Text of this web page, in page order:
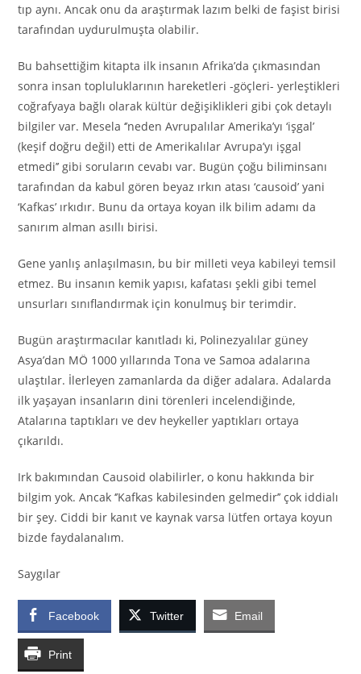
tıp aynı. Ancak onu da araştırmak lazım belki de faşist birisi
tarafından uydurulmuşta olabilir.
Bu bahsettiğim kitapta ilk insanın Afrika’da çıkmasından
sonra insan topluluklarının hareketleri -göçleri- yerleştikleri
coğrafyaya bağlı olarak kültür değişiklikleri gibi çok detaylı
bilgiler var. Mesela ‘’neden Avrupalılar Amerika’yı ‘işgal’
(keşif doğru değil) etti de Amerikalılar Avrupa’yı işgal
etmedi’’ gibi soruların cevabı var. Bugün çoğu biliminsanı
tarafından da kabul gören beyaz ırkın atası ‘causoid’ yani
‘Kafkas’ ırkıdır. Bunu da ortaya koyan ilk bilim adamı da
sanırım alman asıllı birisi.
Gene yanlış anlaşılmasın, bu bir milleti veya kabileyi temsil
etmez. Bu insanın kemik yapısı, kafatası şekli gibi temel
unsurları sınıflandırmak için konulmuş bir terimdir.
Bugün araştırmacılar kanıtladı ki, Polinezyalılar güney
Asya’dan MÖ 1000 yıllarında Tona ve Samoa adalarına
ulaştılar. İlerleyen zamanlarda da diğer adalara. Adalarda
ilk yaşayan insanların dini törenleri incelendiğinde,
Atalarına taptıkları ve dev heykeller yaptıkları ortaya
çıkarıldı.
Irk bakımından Causoid olabilirler, o konu hakkında bir
bilgim yok. Ancak ‘’Kafkas kabilesinden gelmedir’’ çok iddialı
bir şey. Ciddi bir kanıt ve kaynak varsa lütfen ortaya koyun
bizde faydalanalım.
Saygılar
Facebook Twitter Email
Print